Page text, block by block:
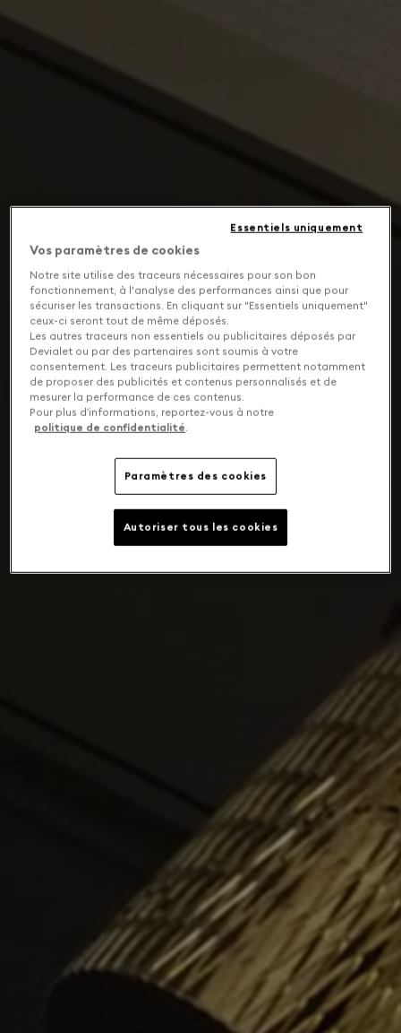
Vos paramètres de cookies
Notre site utilise des traceurs nécessaires pour son bon
fonctionnement, à l'analyse des performances ainsi que pour
sécuriser les transactions. En cliquant sur "Essentiels uniquement"
ceux-ci seront tout de même déposés.
Les autres traceurs non essentiels ou publicitaires déposés par
Devialet ou par des partenaires sont soumis à votre
consentement. Les traceurs publicitaires permettent notamment
de proposer des publicités et contenus personnalisés et de
mesurer la performance de ces contenus.
Pour plus d’informations, reportez-vous à notre
politique de confidentialité.
Paramètres des cookies
Essentiels uniquement
Autoriser tous les cookies